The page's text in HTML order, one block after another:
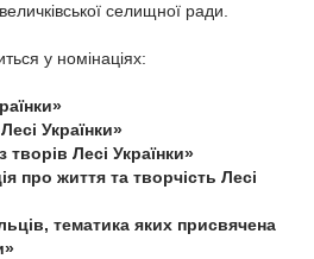
селищної ради.
у номінаціях:
Українки»
творів Лесі Українки»
про життя та творчість Лесі
тематика яких присвячена